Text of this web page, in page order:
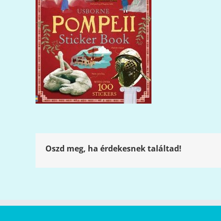
Oszd meg, ha érdekesnek találtad!